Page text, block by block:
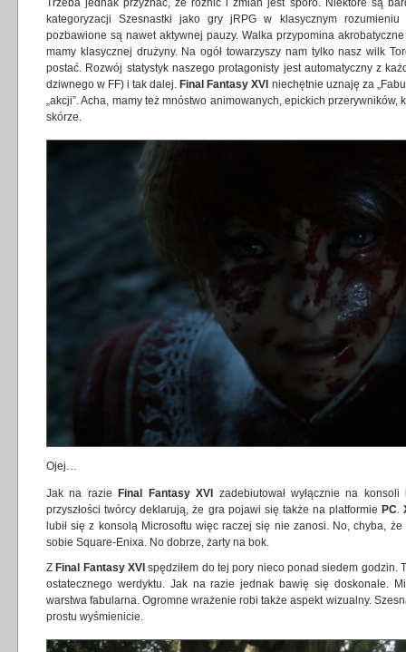
Trzeba jednak przyznać, że różnic i zmian jest sporo. Niektóre są
kategoryzacji Szesnastki jako gry jRPG w klasycznym rozumieniu
pozbawione są nawet aktywnej pauzy. Walka przypomina
mamy klasycznej drużyny. Na ogół towarzyszy nam tylko nasz wilk
postać. Rozwój statystyk naszego protagonisty jest automatyczny z
dziwnego w FF) i tak dalej. Final Fantasy XVI niechętnie uznaję za
„akcji”. Acha, mamy też mnóstwo animowanych, epickich przerywników,
skórze.
Ojej…
Jak na razie Final Fantasy XVI zadebiutował wyłącznie na konsoli
przyszłości twórcy deklarują, że gra pojawi się także na platformie PC.
lubił się z konsolą Microsoftu więc raczej się nie zanosi. No, chyba,
sobie Square-Enixa. No dobrze, żarty na bok.
Z Final Fantasy XVI spędziłem do tej pory nieco ponad siedem godzin.
ostatecznego werdyktu. Jak na razie jednak bawię się doskonale.
warstwa fabularna. Ogromne wrażenie robi także aspekt wizualny.
prostu wyśmienicie.